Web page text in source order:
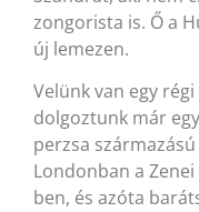
zongorista is. Ő a
új lemezen.
Velünk van egy
dolgoztunk már
perzsa
Londonban a
ben, és azóta